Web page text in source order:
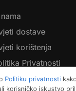
dostave
korištenja
Privatnosti
i reklamacije
Politiku privatnosti
iskustvo